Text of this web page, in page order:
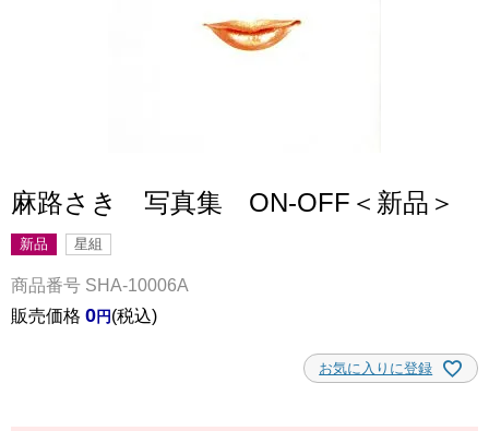
麻路さき 写真集 ON-OFF＜新品＞
新品 星組
商品番号 SHA-10006A
販売価格 0 税込
お気に入りに登録